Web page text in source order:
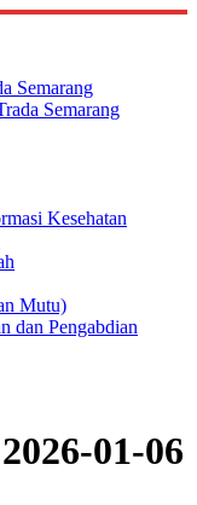
Semarang
Semarang
Kesehatan
Mutu)
dan Pengabdian
01-06